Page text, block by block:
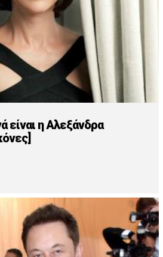
είναι η Αλεξάνδρα